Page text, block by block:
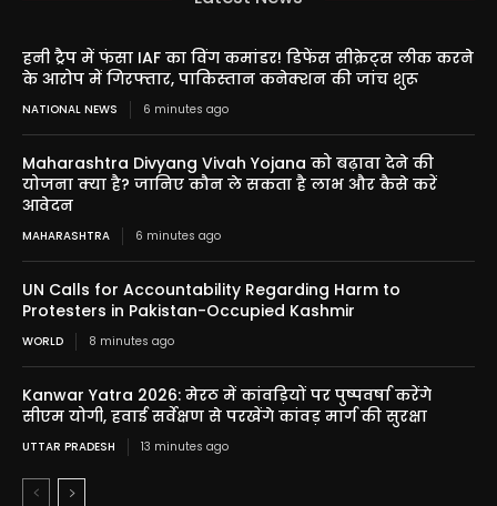
हनी ट्रैप में फंसा IAF का विंग कमांडर! डिफेंस सीक्रेट्स लीक करने
के आरोप में गिरफ्तार, पाकिस्तान कनेक्शन की जांच शुरू
NATIONAL NEWS 6 minutes ago
Maharashtra Divyang Vivah Yojana को बढ़ावा देने की
योजना क्या है? जानिए कौन ले सकता है लाभ और कैसे करें
आवेदन
MAHARASHTRA 6 minutes ago
UN Calls for Accountability Regarding Harm to
Protesters in Pakistan-Occupied Kashmir
WORLD 8 minutes ago
Kanwar Yatra 2026: मेरठ में कांवड़ियों पर पुष्पवर्षा करेंगे
सीएम योगी, हवाई सर्वेक्षण से परखेंगे कांवड़ मार्ग की सुरक्षा
UTTAR PRADESH 13 minutes ago